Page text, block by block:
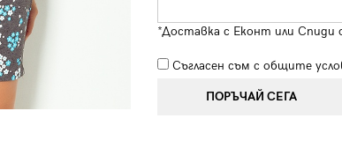
*Доставка с Еконт или
Съгласен съм с общите
ПОРЪЧАЙ СЕГА